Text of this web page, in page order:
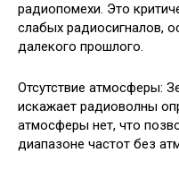
радиопомехи. Это
слабых радиосигналов,
далекого прошлого.
Отсутствие атмосферы:
искажает радиоволны
атмосферы нет, что
диапазоне частот без